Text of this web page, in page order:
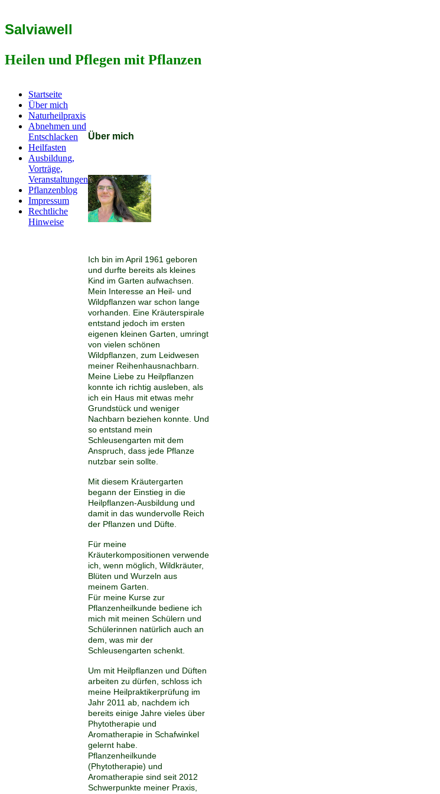
Salviawell
Heilen und Pflegen mit Pflanzen
Startseite
Über mich
Naturheilpraxis
Abnehmen und
Entschlacken
Heilfasten
Ausbildung,
Vorträge,
Veranstaltungen
Pflanzenblog
Impressum
Rechtliche
Hinweise
Über mich
Ich bin im April 1961 geboren
und durfte bereits als kleines
Kind im Garten aufwachsen.
Mein Interesse an Heil- und
Wildpflanzen war schon lange
vorhanden. Eine Kräuterspirale
entstand jedoch im ersten
eigenen kleinen Garten, umringt
von vielen schönen
Wildpflanzen, zum Leidwesen
meiner Reihenhausnachbarn.
Meine Liebe zu Heilpflanzen
konnte ich richtig ausleben, als
ich ein Haus mit etwas mehr
Grundstück und weniger
Nachbarn beziehen konnte. Und
so entstand mein
Schleusengarten mit dem
Anspruch, dass jede Pflanze
nutzbar sein sollte.
Mit diesem Kräutergarten
begann der Einstieg in die
Heilpflanzen-Ausbildung und
damit in das wundervolle Reich
der Pflanzen und Düfte.
Für meine
Kräuterkompositionen verwende
ich, wenn möglich, Wildkräuter,
Blüten und Wurzeln aus
meinem Garten.
Für meine Kurse zur
Pflanzenheilkunde bediene ich
mich mit meinen Schülern und
Schülerinnen natürlich auch an
dem, was mir der
Schleusengarten schenkt.
Um mit Heilpflanzen und Düften
arbeiten zu dürfen, schloss ich
meine Heilpraktikerprüfung im
Jahr 2011 ab, nachdem ich
bereits einige Jahre vieles über
Phytotherapie und
Aromatherapie in Schafwinkel
gelernt habe.
Pflanzenheilkunde
(Phytotherapie) und
Aromatherapie sind seit 2012
Schwerpunkte meiner Praxis,